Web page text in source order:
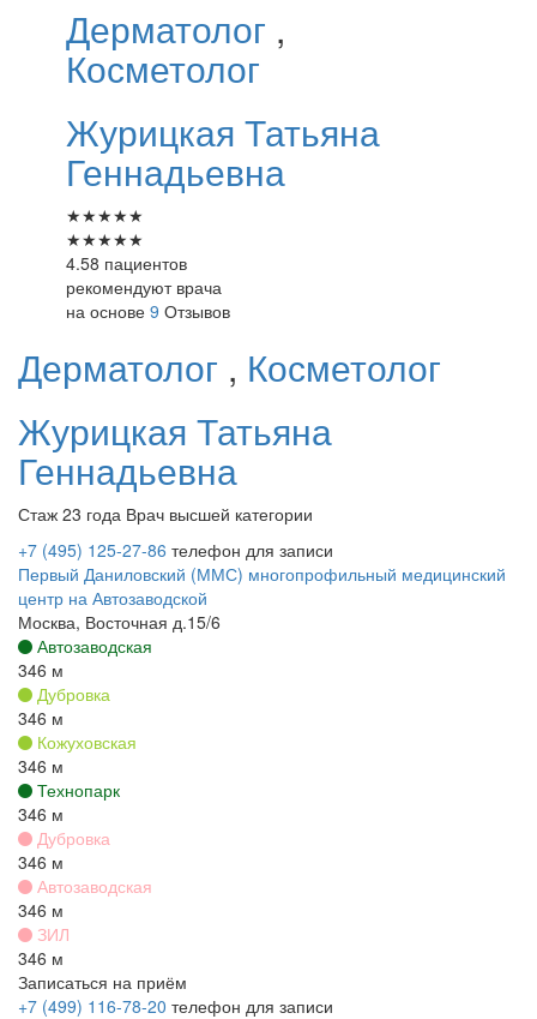
Дерматолог ,
Косметолог
Журицкая Татьяна
Геннадьевна
★★★★★
★★★★★
4.58 пациентов
рекомендуют врача
на основе 9 Отзывов
Дерматолог , Косметолог
Журицкая Татьяна
Геннадьевна
Стаж 23 года Врач высшей категории
+7 (495) 125-27-86 телефон для записи
Первый Даниловский (ММС) многопрофильный медицинский
центр на Автозаводской
Москва, Восточная д.15/6
Автозаводская
346 м
Дубровка
346 м
Кожуховская
346 м
Технопарк
346 м
Дубровка
346 м
Автозаводская
346 м
ЗИЛ
346 м
Записаться на приём
+7 (499) 116-78-20 телефон для записи